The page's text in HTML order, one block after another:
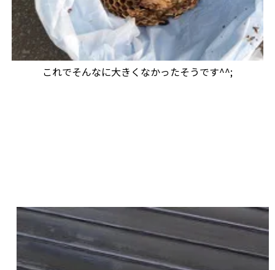
これでそんなに大きくなかったそうです^^;